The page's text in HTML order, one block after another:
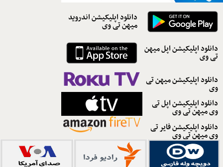
دانلود اپلیکیشن اندروید
میهن تی وی
دانلود اپلیکیشن اپل میهن
تی وی
دانلود اپلیکیشن میهن تی
وی
دانلود اپلیکیشن اپل تی
وی میهن تی وی
دانلود اپلیکیشن فایر تی
وی میهن تی وی